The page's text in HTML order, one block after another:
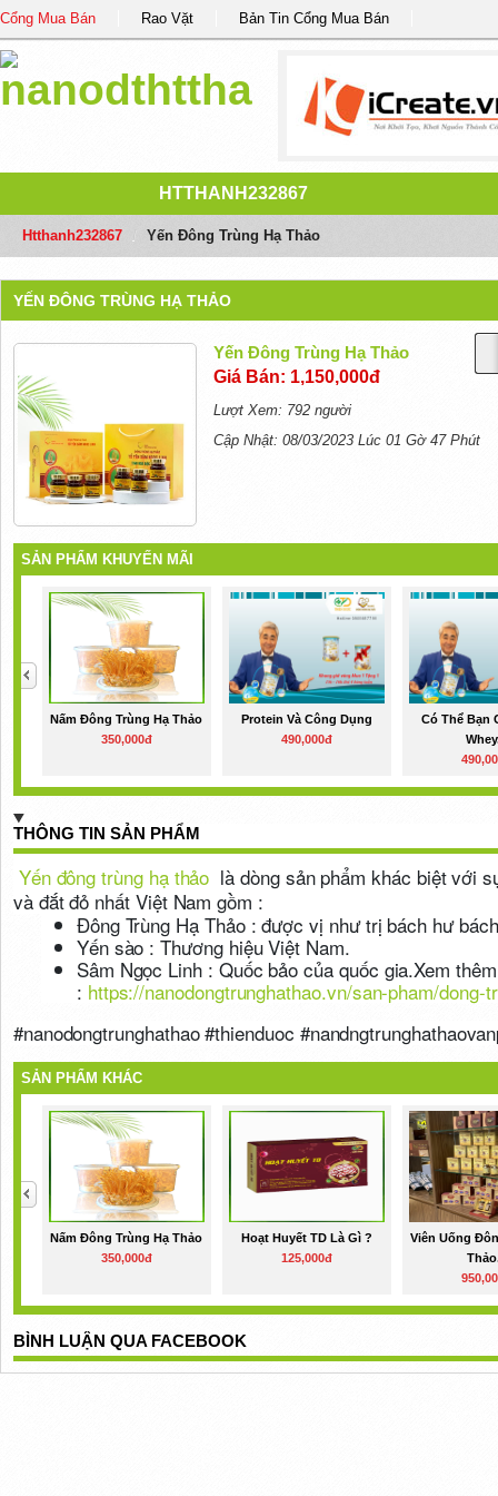
Cổng Mua Bán Rao Vặt Bản Tin Cổng Mua Bán
HTTHANH232867
Htthanh232867 Yến Đông Trùng Hạ Thảo
YẾN ĐÔNG TRÙNG HẠ THẢO
Yến Đông Trùng Hạ Thảo
Giá Bán: 1,150,000đ
Lượt Xem: 792 người
Cập Nhật: 08/03/2023 Lúc 01 Gờ 47 Phút
SẢN PHẨM KHUYẾN MÃI
Nấm Đông Trùng Hạ Thảo
350,000đ
Protein Và Công Dụng
490,000đ
Có Thể Bạn
THÔNG TIN SẢN PHẨM
Yến đông trùng hạ thảo là dòng sản phẩm khác biệt với
và đắt đỏ nhất Việt Nam gồm :
Đông Trùng Hạ Thảo : được vị như trị bách hư
Yến sào : Thương hiệu Việt Nam.
Sâm Ngọc Linh : Quốc bảo của quốc gia.Xem
: https://nanodongtrunghathao.vn/san-pham/
#nanodongtrunghathao #thienduoc
SẢN PHẨM KHÁC
Nấm Đông Trùng Hạ Thảo
350,000đ
Hoạt Huyết TD Là Gì ?
125,000đ
Viên Uống
BÌNH LUẬN QUA FACEBOOK